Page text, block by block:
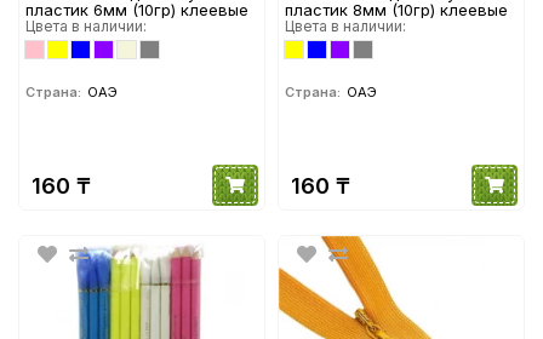
пластик 6мм (10гр) клеевые
Цвета в наличии:
Страна: ОАЭ
160 ₸
пластик 8мм (10гр) клеевые
Цвета в наличии:
Страна: ОАЭ
160 ₸